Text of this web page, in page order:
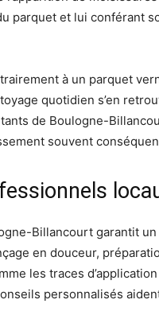
et lui conférant
à un parquet
quotidien s’en
de Boulogne-
souvent
Billancourt garantit
en douceur,
les traces
personnalisés